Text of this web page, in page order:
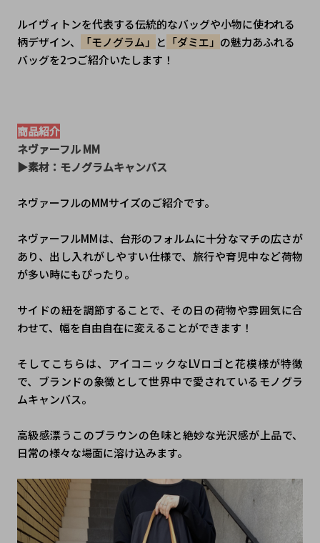
ルイヴィトンを代表する伝統的なバッグや小物に使われる
柄デザイン、
「モノグラム」 と 「ダミエ」 の魅力あふれる
バッグを2つご紹介いたします！
商品紹介
ネヴァーフル MM
▶︎素材：モノグラムキャンバス
ネヴァーフルのMMサイズのご紹介です。
ネヴァーフルMMは、台形のフォルムに十分なマチの広さが
あり、出し入れがしやすい仕様で、旅行や育児中など荷物
が多い時にもぴったり。
サイドの紐を調節することで、その日の荷物や雰囲気に合
わせて、幅を自由自在に変えることができます！
そしてこちらは、アイコニックなLVロゴと花模様が特徴
で、ブランドの象徴として世界中で愛されているモノグラ
ムキャンバス。
高級感漂うこのブラウンの色味と絶妙な光沢感が上品で、
日常の様々な場面に溶け込みます。